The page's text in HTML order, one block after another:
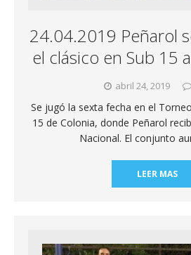
24.04.2019 Peñarol
el clásico en Sub 15
abril 24, 2019
Se jugó la sexta fecha en el
15 de Colonia, donde Peñarol
Nacional. El conjunto
LEER MAS